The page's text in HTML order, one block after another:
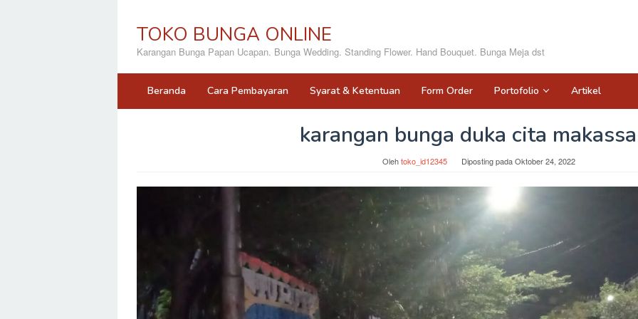
TOKO BUNGA ONLINE
Karangan Bunga Papan Ucapan. Bunga Wedding. Standing Flower. Hand Bouquet. Bunga Meja dst
Beranda Cara Pembayaran Syarat & Ketentuan Form Order Portofolio Artikel
karangan bunga duka cita
Olehtoko_id12345 Diposting padaOktober 24, 2022